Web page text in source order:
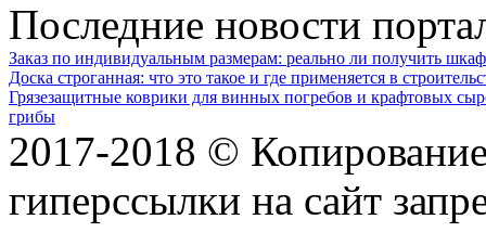
Последние новости
Заказ по индивидуальным размерам: реально ли получить
Доска строганная: что это такое и где применяется в
Грязезащитные коврики для винных погребов и крафтовых
грибы
2017-2018 ©
гиперссылки на сайт